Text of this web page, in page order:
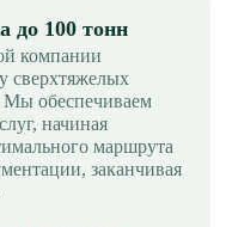
до 100 тонн
компании
сверхтяжелых
Мы обеспечиваем
начиная
маршрута
заканчивая